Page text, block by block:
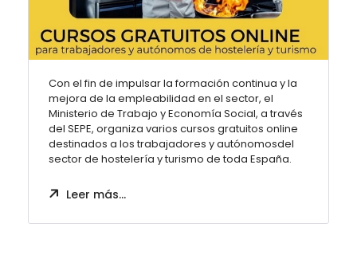
Con el fin de impulsar la formación continua y la
mejora de la empleabilidad en el sector, el
Ministerio de Trabajo y Economía Social, a través
del SEPE, organiza varios cursos gratuitos online
destinados a los trabajadores y autónomosdel
sector de hostelería y turismo de toda España.
Leer más…